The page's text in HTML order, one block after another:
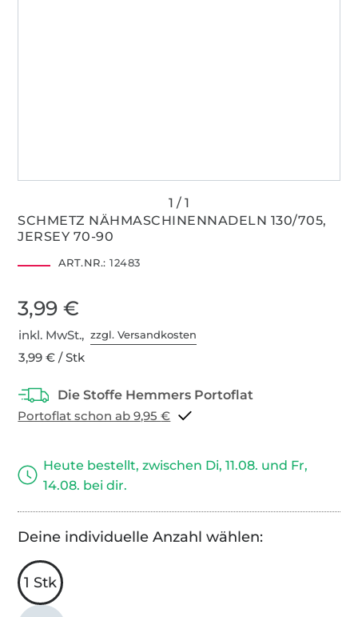
SCHMETZ NÄHMASCHINENNADELN 130/705,
JERSEY 70-90
ART.NR.: 12483
3,99 €
inkl. MwSt.,zzgl. Versandkosten
3,99 € / Stk
Portoflat schon ab 9,95 €
Heute bestellt, zwischen Di, 11.08. und Fr,
14.08. bei dir.
Deine individuelle Anzahl wählen:
1 Stk